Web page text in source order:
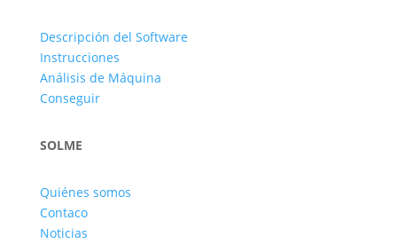
Descripción del Software
Instrucciones
Análisis de Máquina
Conseguir
SOLME
Quiénes somos
Contaco
Noticias